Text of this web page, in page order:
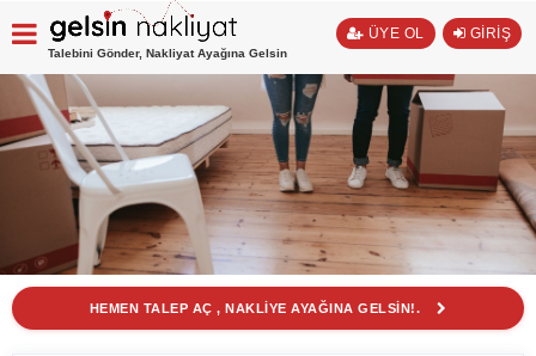
Talebini Gönder, Nakliyat Ayağına Gelsin
ÜYE OL GİRİŞ
HEMEN TALEP AÇ , NAKLİYE AYAĞINA GELSİN!.